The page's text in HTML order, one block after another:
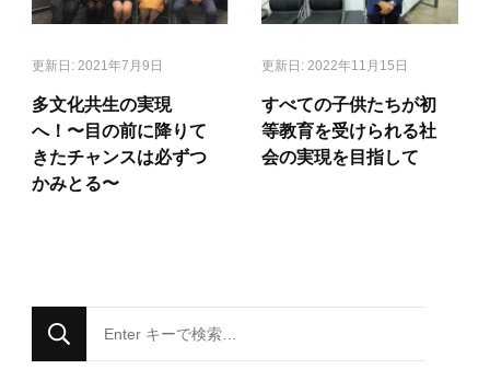
更新日: 2021年7月9日
多文化共生の実現
へ！〜目の前に降りて
きたチャンスは必ずつ
かみとる〜
更新日: 2022年11月15日
すべての子供たちが初
等教育を受けられる社
会の実現を目指して
に